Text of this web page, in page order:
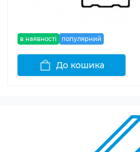
в наявності популярний
До кошика